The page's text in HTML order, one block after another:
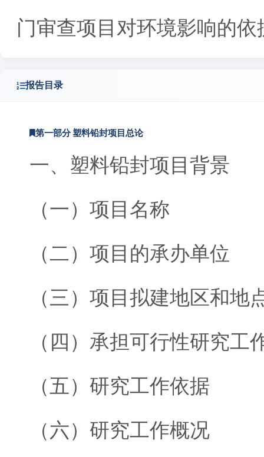
门审查项目对环境影响的依
报告目录
第一部分 塑料铅封项目总论
一、塑料铅封项目背景
（一）项目名称
（二）项目的承办单位
（三）项目拟建地区和地
（四）承担可行性研究工
（五）研究工作依据
（六）研究工作概况